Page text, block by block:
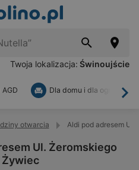
Twoja lokalizacja: Świnoujście
AGD Dla domu i dla ogrodu
otwarcia Aldi pod adresem
Ul. Żeromskiego